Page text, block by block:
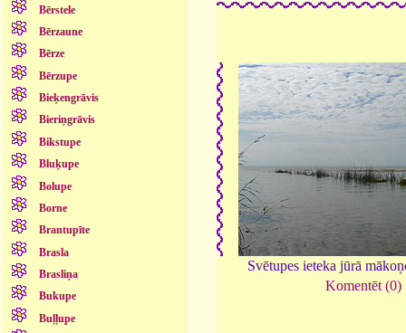
Bērstele
Bērzaune
Bērze
Bērzupe
Bieķengrāvis
Bieriņgrāvis
Bikstupe
Bluķupe
Bolupe
Borne
Brantupīte
Brasla
Brasliņa
Bukupe
Buļļupe
Svētupes ieteka jūrā
Komentēt (0)